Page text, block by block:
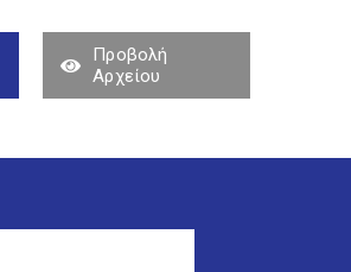
Προβολή
Αρχείου